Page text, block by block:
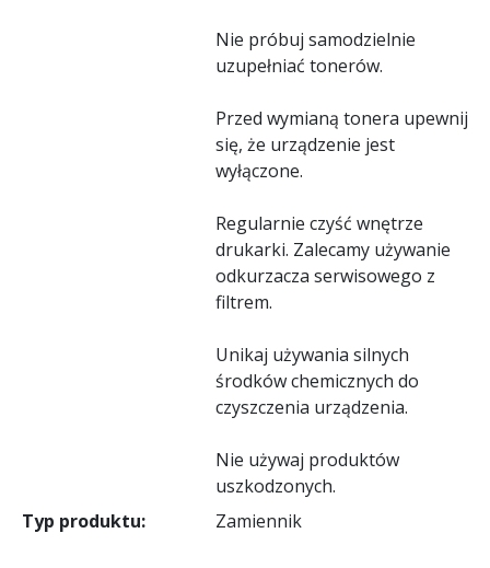
Nie próbuj samodzielnie
uzupełniać tonerów.
Przed wymianą tonera upewnij
się, że urządzenie jest
wyłączone.
Regularnie czyść wnętrze
drukarki. Zalecamy używanie
odkurzacza serwisowego z
filtrem.
Unikaj używania silnych
środków chemicznych do
czyszczenia urządzenia.
Nie używaj produktów
uszkodzonych.
Typ produktu:
Zamiennik